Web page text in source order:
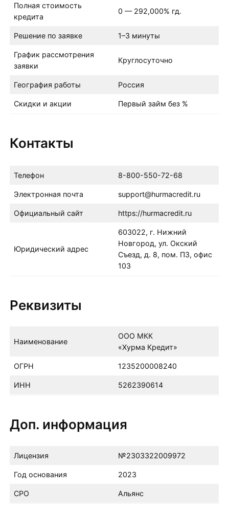
Полная стоимость
кредита
0 — 292,000% гд.
Решение по заявке 1–3 минуты
График рассмотрения
заявки
Круглосуточно
География работы Россия
Скидки и акции Первый займ без %
Контакты
Телефон 8-800-550-72-68
Электронная почта support@hurmacredit.ru
Официальный сайт https://hurmacredit.ru
Юридический адрес
603022, г. Нижний
Новгород, ул. Окский
Съезд, д. 8, пом. П3, офис
103
Реквизиты
Наименование
ООО МКК
«Хурма Кредит»
ОГРН 1235200008240
ИНН 5262390614
Доп. информация
Лицензия №2303322009972
Год основания 2023
СРО Альянс